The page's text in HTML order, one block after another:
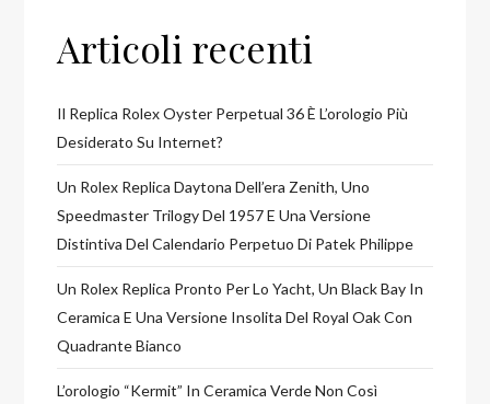
Articoli recenti
Il Replica Rolex Oyster Perpetual 36 È L’orologio Più
Desiderato Su Internet?
Un Rolex Replica Daytona Dell’era Zenith, Uno
Speedmaster Trilogy Del 1957 E Una Versione
Distintiva Del Calendario Perpetuo Di Patek Philippe
Un Rolex Replica Pronto Per Lo Yacht, Un Black Bay In
Ceramica E Una Versione Insolita Del Royal Oak Con
Quadrante Bianco
L’orologio “Kermit” In Ceramica Verde Non Così